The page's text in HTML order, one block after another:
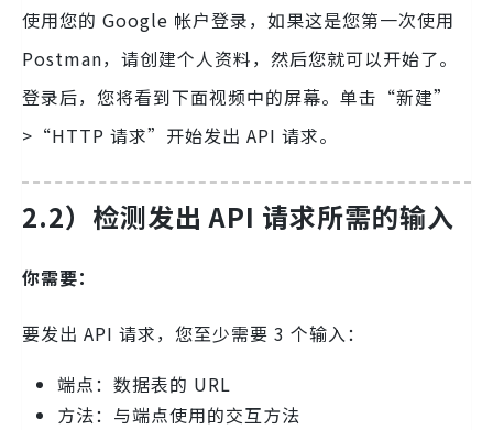
使用您的 Google 帐户登录，如果这是您第一次使用
Postman，请创建个人资料，然后您就可以开始了。
登录后，您将看到下面视频中的屏幕。单击“新建”
>“HTTP 请求”开始发出 API 请求。
2.2）检测发出 API 请求所需的输入
你需要：
要发出 API 请求，您至少需要 3 个输入：
端点：数据表的 URL
方法：与端点使用的交互方法